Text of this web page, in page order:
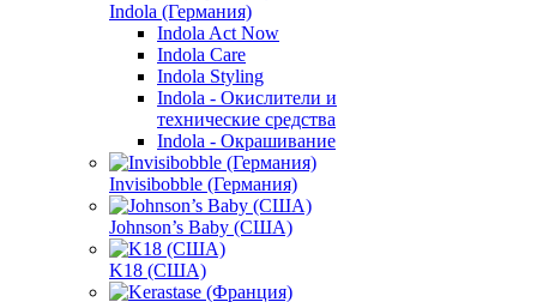
Indola (Германия)
Indola Act Now
Indola Care
Indola Styling
Indola - Окислители и
технические средства
Indola - Окрашивание
Invisibobble (Германия)
Johnson’s Baby (США)
K18 (США)